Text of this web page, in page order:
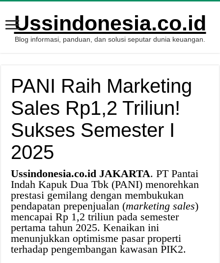
Ussindonesia.co.id
Blog informasi, panduan, dan solusi seputar dunia keuangan.
PANI Raih Marketing
Sales Rp1,2 Triliun!
Sukses Semester I
2025
Ussindonesia.co.id JAKARTA. PT Pantai
Indah Kapuk Dua Tbk (PANI) menorehkan
prestasi gemilang dengan membukukan
pendapatan prepenjualan (marketing sales)
mencapai Rp 1,2 triliun pada semester
pertama tahun 2025. Kenaikan ini
menunjukkan optimisme pasar properti
terhadap pengembangan kawasan PIK2.